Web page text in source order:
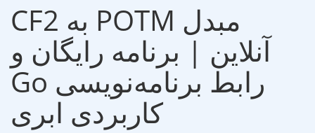
CF2 به POTM مبدل
آنلاین | برنامه رایگان و
Go رابط برنامه‌نویسی
کاربردی ابری